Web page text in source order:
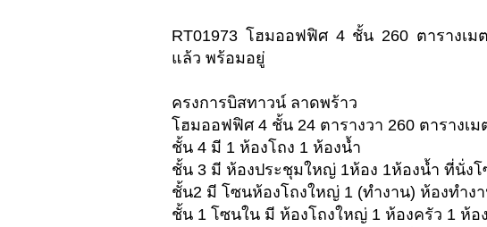
RT01973 โฮมออฟฟิศ 4 ชั้น 260 ตารางเ
แล้ว พร้อมอยู่
ครงการบิสทาวน์ ลาดพร้าว
โฮมออฟฟิศ 4 ชั้น 24 ตารางวา 260 ตารางเม
ชั้น 4 มี 1 ห้องโถง 1 ห้องน้ำ
ชั้น 3 มี ห้องประชุมใหญ่ 1ห้อง 1ห้องน้ำ ที่นั่ง
ชั้น2 มี โซนห้องโถงใหญ่ 1 (ทำงาน) ห้องทำง
ชั้น 1 โซนใน มี ห้องโถงใหญ่ 1 ห้องครัว 1 ห้อ